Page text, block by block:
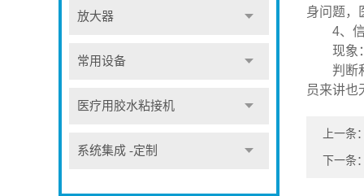
放大器
常用设备
医疗用胶水粘接机
系统集成 -定制
身问题，
4、信
现象：
判断和
员来讲也
上一条
下一条